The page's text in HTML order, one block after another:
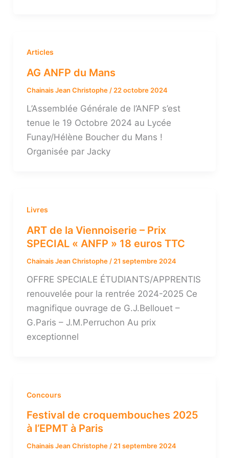
Articles
AG ANFP du Mans
Chainais Jean Christophe / 22 octobre 2024
L’Assemblée Générale de l’ANFP s’est
tenue le 19 Octobre 2024 au Lycée
Funay/Hélène Boucher du Mans !
Organisée par Jacky
Livres
ART de la Viennoiserie – Prix
SPECIAL « ANFP » 18 euros TTC
Chainais Jean Christophe / 21 septembre 2024
OFFRE SPECIALE ÉTUDIANTS/APPRENTIS
renouvelée pour la rentrée 2024-2025 Ce
magnifique ouvrage de G.J.Bellouet –
G.Paris – J.M.Perruchon Au prix
exceptionnel
Concours
Festival de croquembouches 2025
à l’EPMT à Paris
Chainais Jean Christophe / 21 septembre 2024